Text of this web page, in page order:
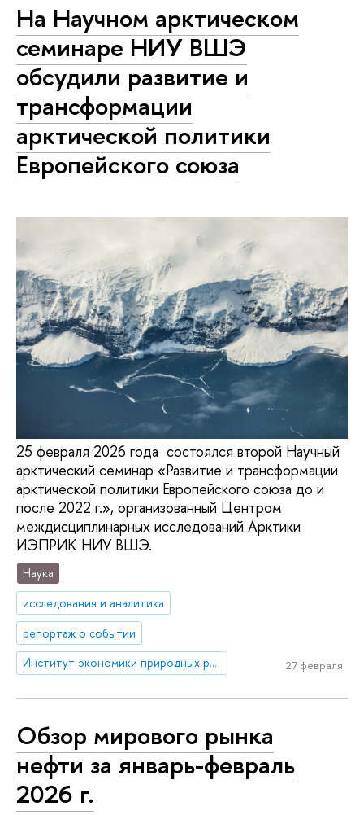
На Научном арктическом
семинаре НИУ ВШЭ
обсудили развитие и
трансформации
арктической политики
Европейского союза
25 февраля 2026 года состоялся второй Научный
арктический семинар «Развитие и трансформации
арктической политики Европейского союза до и
после 2022 г.», организованный Центром
междисциплинарных исследований Арктики
ИЭПРИК НИУ ВШЭ.
Наука
исследования и аналитика
репортаж о событии
Институт экономики природных ресурсов и изменения климата
27 февраля
Обзор мирового рынка
нефти за январь-февраль
2026 г.